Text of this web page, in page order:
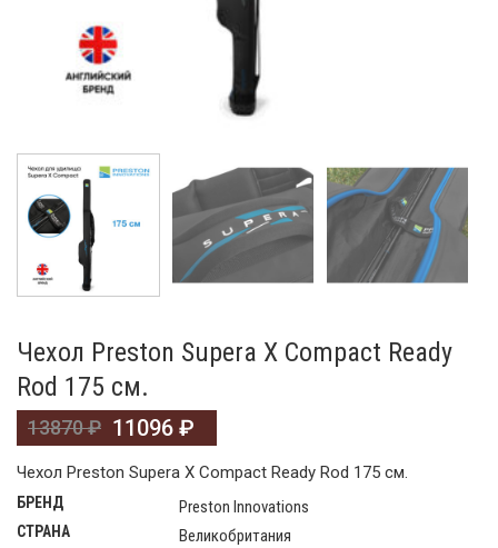
Чехол Preston Supera X Compact Ready
Rod 175 см.
13870₽ 11096 ₽
Чехол Preston Supera X Compact Ready Rod 175 см.
БРЕНД Preston Innovations
СТРАНА
Великобритания